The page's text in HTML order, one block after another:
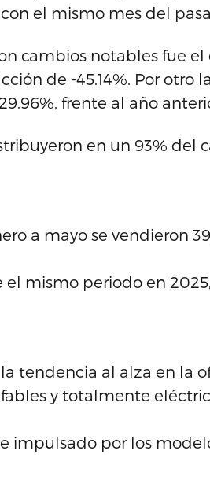
el mismo mes del
cambios notables fue
de -45.14%. Por otro
frente al año
en un 93% del
a mayo se vendieron
mismo periodo en
tendencia al alza en la
y totalmente
impulsado por los